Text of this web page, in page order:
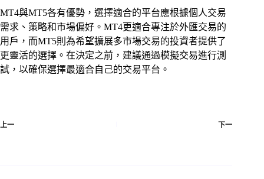
MT4與MT5各有優勢，選擇適合的平台應根據個人交易
需求、策略和市場偏好。MT4更適合專注於外匯交易的
用戶，而MT5則為希望擴展多市場交易的投資者提供了
更靈活的選擇。在決定之前，建議通過模擬交易進行測
試，以確保選擇最適合自己的交易平台。
上一 下一